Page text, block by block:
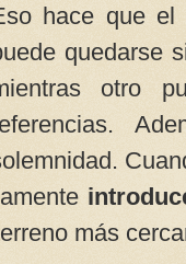
hace que
quedarse
otro
más